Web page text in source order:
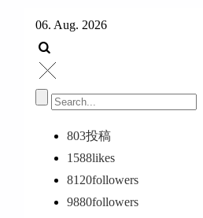
06. Aug. 2026
803投稿
1588likes
8120followers
9880followers